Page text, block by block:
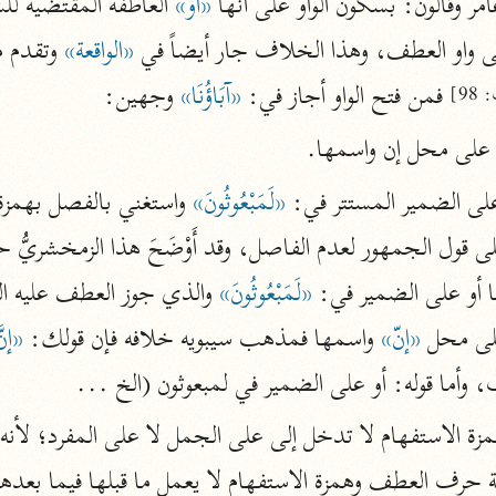
الزمخشري (٥٣٨ هـ)
نحو ٨ مجلدات
واو العطف، وهذا الخلاف جار أيضاً في «الواقعة»
فمن فتح الواو أجاز في: «آبَاؤُنَا» وجهين:
محل إن واسمها.
الضمير المستتر في: «لَمَبْعُوثُونَ»
على قول الجمهور لعدم الفاصل، وقد أَوْضَحَ هذا
على الضمير في: «لَمَبْعُوثُونَ»
محل «إنّ» واسمها فمذهب سيبويه خلافه فإن قولك:
وأما قوله: أو على الضمير في لمبعوثون (الخ ...
حرف العطف وهمزة الاستفهام لا يعمل ما قبلها فيما